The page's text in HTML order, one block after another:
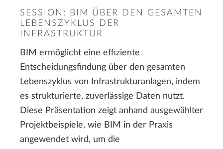
SESSION: BIM ÜBER DEN GESAMTEN
LEBENSZYKLUS DER
INFRASTRUKTUR
BIM ermöglicht eine effiziente
Entscheidungsfindung über den gesamten
Lebenszyklus von Infrastrukturanlagen, indem
es strukturierte, zuverlässige Daten nutzt.
Diese Präsentation zeigt anhand ausgewählter
Projektbeispiele, wie BIM in der Praxis
angewendet wird, um die